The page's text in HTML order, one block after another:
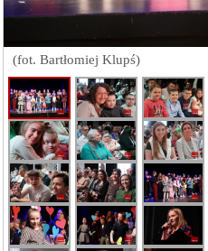
(fot. Bartłomiej Klupś)